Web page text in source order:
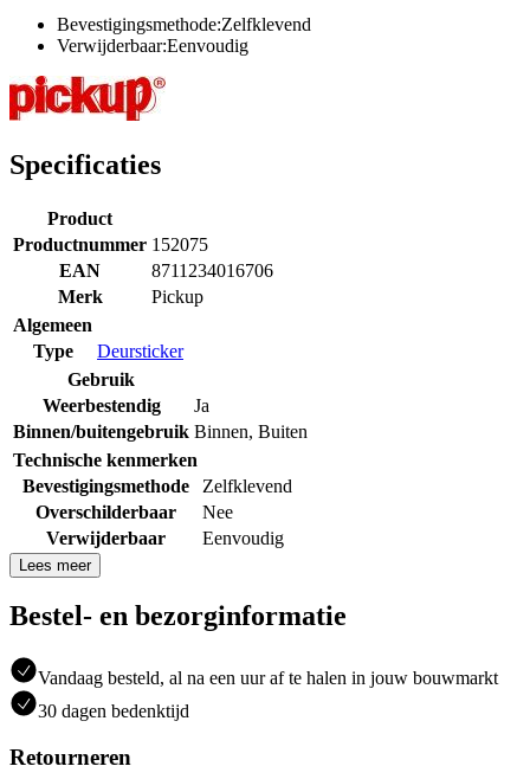
Bevestigingsmethode:Zelfklevend
Verwijderbaar:Eenvoudig
Specificaties
Product
Productnummer 152075
EAN
8711234016706
Merk
Pickup
Algemeen
Type
Deursticker
Gebruik
Weerbestendig
Ja
Binnen/buitengebruik Binnen, Buiten
Technische kenmerken
Bevestigingsmethode
Zelfklevend
Overschilderbaar
Nee
Verwijderbaar
Eenvoudig
Lees meer
Bestel- en bezorginformatie
Vandaag besteld, al na een uur af te halen in jouw bouwmarkt
30 dagen bedenktijd
Retourneren